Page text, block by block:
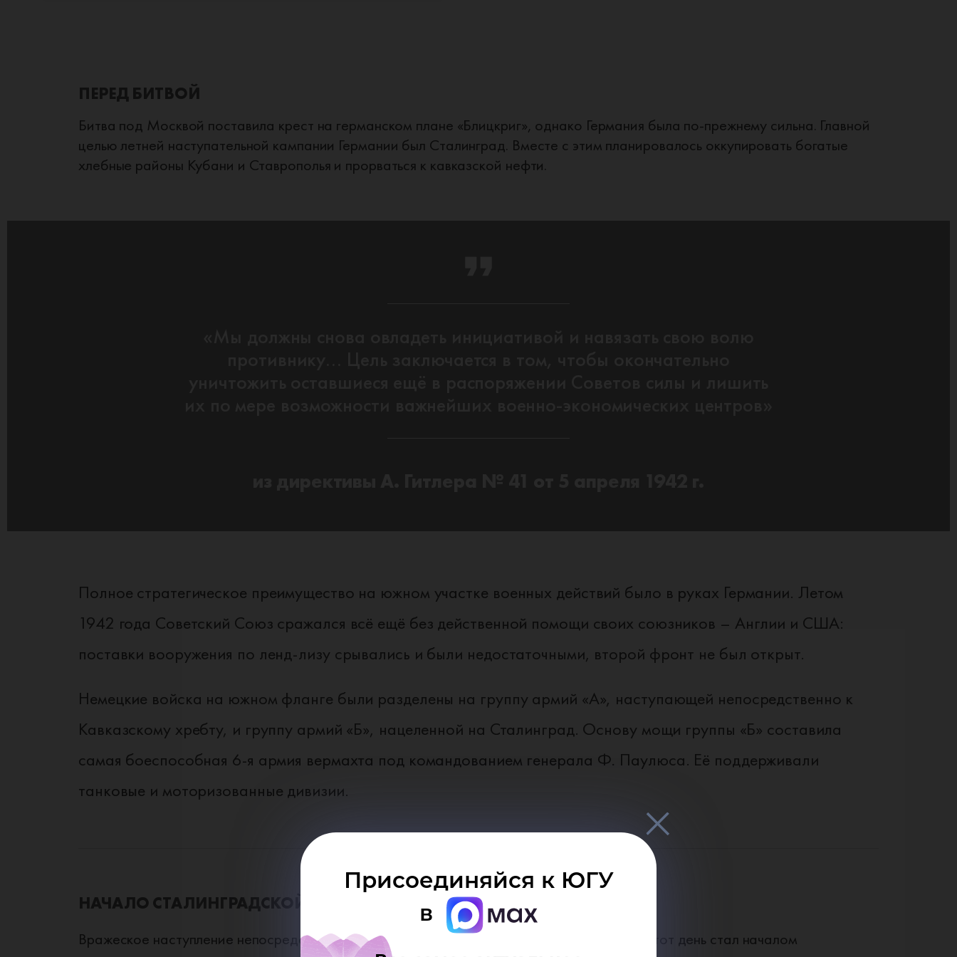
Присоединяйся к ЮГУ
в
ПЕРЕД БИТВОЙ
Битва под Москвой поставила крест на германском плане «Блицкриг», однако Германия была по‑прежнему сильна. Главной
целью летней наступательной кампании Германии был Сталинград. Вместе с этим планировалось оккупировать богатые
хлебные районы Кубани и Ставрополья и прорваться к кавказской нефти.
Полное стратегическое преимущество на южном участке военных действий было в руках Германии. Летом
1942 года Советский Союз сражался всё ещё без действенной помощи своих союзников – Англии и США:
поставки вооружения по ленд‑лизу срывались и были недостаточными, второй фронт не был открыт.
Немецкие войска на южном фланге были разделены на группу армий «А», наступающей непосредственно к
Кавказскому хребту, и группу армий «Б», нацеленной на Сталинград. Основу мощи группы «Б» составила
самая боеспособная 6‑я армия вермахта под командованием генерала Ф. Паулюса. Её поддерживали
танковые и моторизованные дивизии.
НАЧАЛО СТАЛИНГРАДСКОЙ БИТВЫ
Вражеское наступление непосредственно на Сталинград началось 17 июля 1942 года. Этот день стал началом